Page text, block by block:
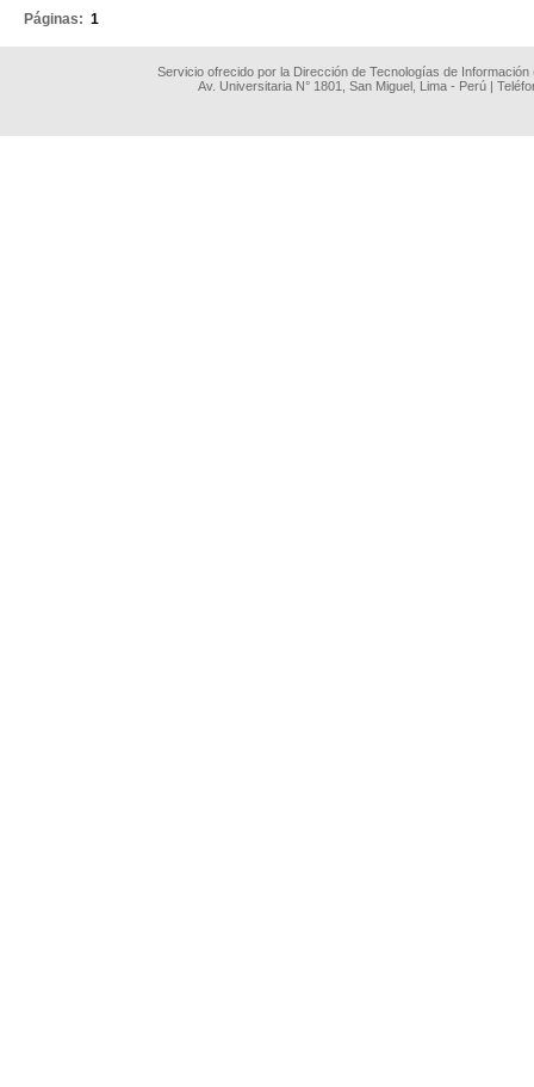
Páginas: 1
Servicio ofrecido por la Dirección de Tecnologías de
Av. Universitaria N° 1801, San Miguel, Lima - Perú |